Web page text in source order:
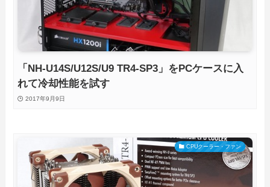
「NH-U14S/U12S/U9 TR4-SP3」をPCケースに入
れて冷却性能を試す
2017年9月9日
CPUクーラー・ファン